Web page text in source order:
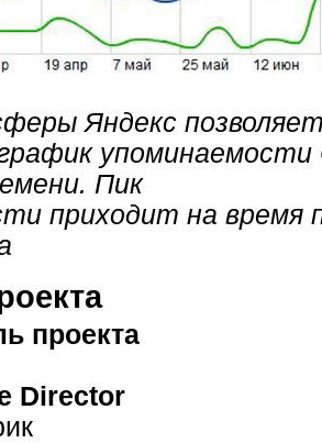
Яндекс
упоминаемости
Пик
приходит на время
проекта
Director